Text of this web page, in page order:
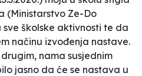
(Ministarstvo Ze-Do
školske aktivnosti te da
načinu izvođenja nastave.
nama susjednim
jasno da će se nastava u